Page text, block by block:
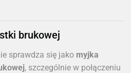
brukowej
sprawdza się jako myjka
, szczególnie w połączeniu